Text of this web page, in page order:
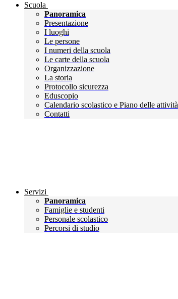
Scuola
Panoramica
Presentazione
I luoghi
Le persone
I numeri della scuola
Le carte della scuola
Organizzazione
La storia
Protocollo sicurezza
Eduscopio
Calendario scolastico e Piano delle attività
Contatti
Servizi
Panoramica
Famiglie e studenti
Personale scolastico
Percorsi di studio